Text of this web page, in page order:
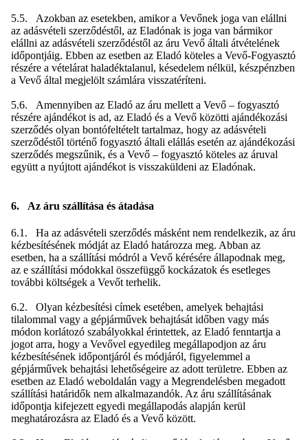
5.5. Azokban az esetekben, amikor a Vevőnek joga van elállni
az adásvételi szerződéstől, az Eladónak is joga van bármikor
elállni az adásvételi szerződéstől az áru Vevő általi átvételének
időpontjáig. Ebben az esetben az Eladó köteles a Vevő-Fogyasztó
részére a vételárat haladéktalanul, késedelem nélkül, készpénzben
a Vevő által megjelölt számlára visszatéríteni.
5.6. Amennyiben az Eladó az áru mellett a Vevő – fogyasztó
részére ajándékot is ad, az Eladó és a Vevő közötti ajándékozási
szerződés olyan bontófeltételt tartalmaz, hogy az adásvételi
szerződéstől történő fogyasztó általi elállás esetén az ajándékozási
szerződés megszűnik, és a Vevő – fogyasztó köteles az áruval
együtt a nyújtott ajándékot is visszaküldeni az Eladónak.
6. Az áru szállítása és átadása
6.1. Ha az adásvételi szerződés másként nem rendelkezik, az áru
kézbesítésének módját az Eladó határozza meg. Abban az
esetben, ha a szállítási módról a Vevő kérésére állapodnak meg,
az e szállítási módokkal összefüggő kockázatok és esetleges
további költségek a Vevőt terhelik.
6.2. Olyan kézbesítési címek esetében, amelyek behajtási
tilalommal vagy a gépjárművek behajtását időben vagy más
módon korlátozó szabályokkal érintettek, az Eladó fenntartja a
jogot arra, hogy a Vevővel egyedileg megállapodjon az áru
kézbesítésének időpontjáról és módjáról, figyelemmel a
gépjárművek behajtási lehetőségeire az adott területre. Ebben az
esetben az Eladó weboldalán vagy a Megrendelésben megadott
szállítási határidők nem alkalmazandók. Az áru szállításának
időpontja kifejezett egyedi megállapodás alapján kerül
meghatározásra az Eladó és a Vevő között.